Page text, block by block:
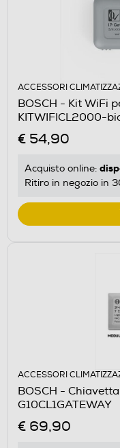
ACCESSORI
BOSCH - Kit WiFi
KITWIFICL2000-
€ 54,90
Acquisto online:
Ritiro in negozio in
ACCESSORI
BOSCH -
G10CL1GATEWAY
€ 69,90